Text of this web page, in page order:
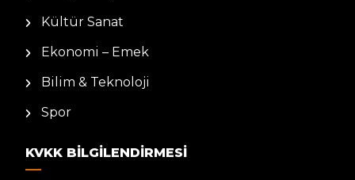
Kültür Sanat
Ekonomi – Emek
Bilim & Teknoloji
Spor
KVKK BILGILENDIRMESI